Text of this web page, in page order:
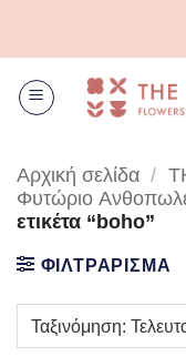
Αρχική σελίδα /
Φυτώριο
ετικέτα “boho”
ΦΙΛΤΡΑΡΙΣΜΑ